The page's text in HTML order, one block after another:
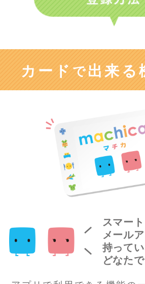
カード で出来る
スマー
メール
持って
どなた